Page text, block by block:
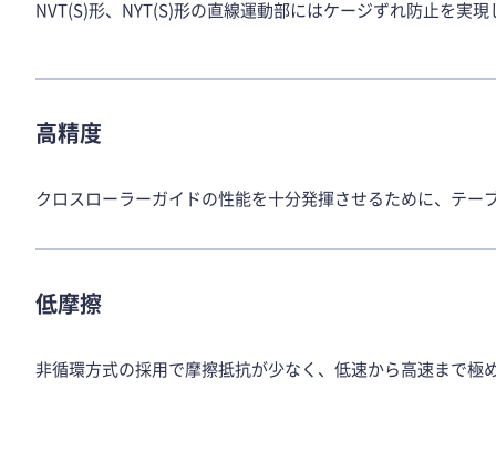
NVT(S)形、NYT(S)形の直線運動部にはケージずれ防止を実
高精度
クロスローラーガイドの性能を十分発揮させるために、テ
低摩擦
非循環方式の採用で摩擦抵抗が少なく、低速から高速まで極